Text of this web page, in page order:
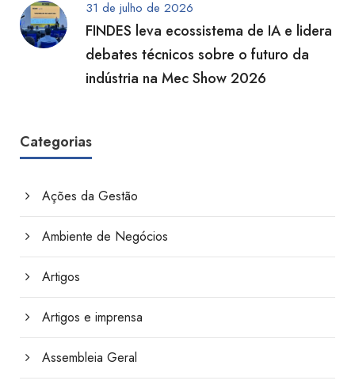
31 de julho de 2026
FINDES leva ecossistema de IA e lidera
debates técnicos sobre o futuro da
indústria na Mec Show 2026
Categorias
Ações da Gestão
Ambiente de Negócios
Artigos
Artigos e imprensa
Assembleia Geral